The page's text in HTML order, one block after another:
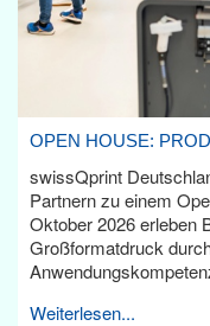
OPEN HOUSE:
swissQprint
Partnern zu einem
Oktober 2026 erleben
Großformatdruck
Weiterlesen...